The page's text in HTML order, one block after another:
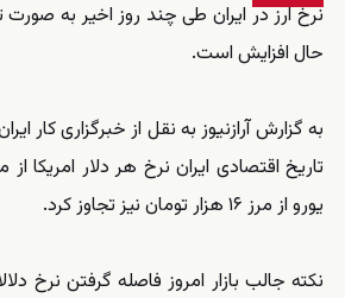
نرخ ارز در ایران طی چند روز اخیر به
حال افزایش است.
به گزارش آرازنیوز به نقل از خبرگزاری کار
یورو از مرز ۱۶ هزار تومان نیز تجاوز کرد.
نکته جالب بازار امروز فاصله گرفتن نرخ